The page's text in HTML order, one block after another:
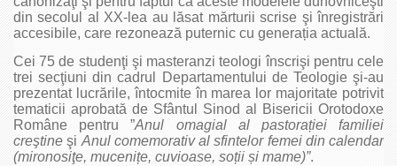
din secolul al XX-lea au lăsat mărturii scrise şi înregistrări
accesibile, care rezonează puternic cu generația actuală.
Cei 75 de studenţi şi masteranzi teologi înscrişi pentru cele
trei secţiuni din cadrul Departamentului de Teologie şi-au
prezentat lucrările, întocmite în marea lor majoritate potrivit
tematicii aprobată de Sfântul Sinod al Bisericii Orotodoxe
Române pentru ”Anul omagial al pastorației familiei
creştine şiAnul comemorativ al sfintelor femei din calendar
(mironosiţe, mucenițe, cuvioase, soții și mame)”.